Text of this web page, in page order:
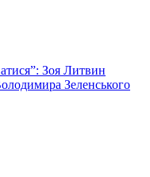
Зоя Литвин
Зеленського